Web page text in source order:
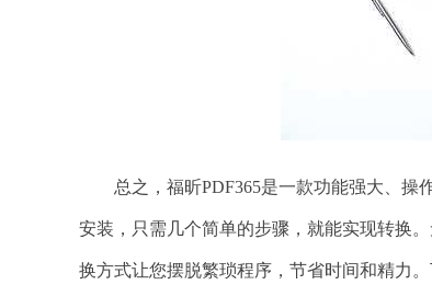
总之，福昕PDF365是一款功能强大、操
安装，只需几个简单的步骤，就能实现转换
换方式让您摆脱繁琐程序，节省时间和精力